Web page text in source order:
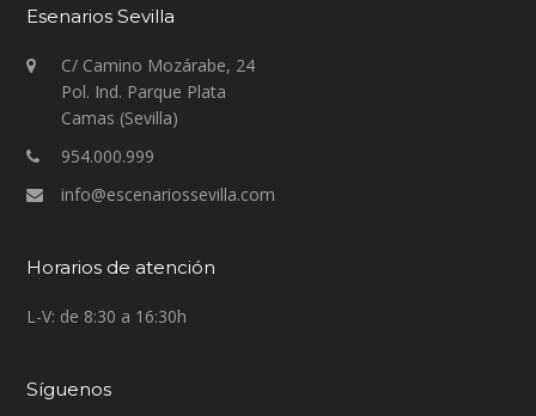
Esenarios Sevilla
C/ Camino Mozárabe, 24
Pol. Ind. Parque Plata
Camas (Sevilla)
954.000.999
info@escenariossevilla.com
Horarios de atención
L-V: de 8:30 a 16:30h
Síguenos